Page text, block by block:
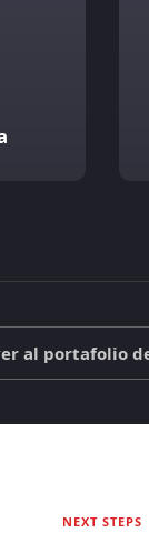
al portafolio
NEXT STEPS